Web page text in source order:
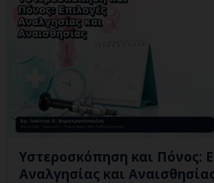
Υστεροσκόπηση και Πόνος:
Αναλγησίας και